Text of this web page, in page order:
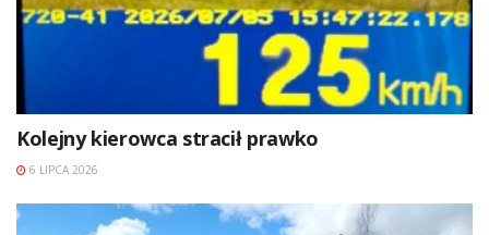
Kolejny kierowca stracił prawko
6 LIPCA 2026